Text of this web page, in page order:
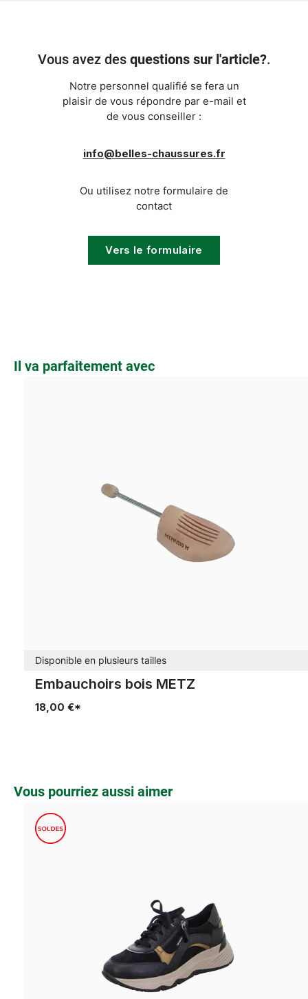
Vous avez des questions sur l'article?.
Notre personnel qualifié se fera un
plaisir de vous répondre par e-mail et
de vous conseiller :
info@belles-chaussures.fr
Ou utilisez notre formulaire de
contact
Vers le formulaire
Ignorer la galerie de produits
Il va parfaitement avec
Disponible en plusieurs tailles
Embauchoirs bois METZ
18,00 €*
Ignorer la galerie de produits
Vous pourriez aussi aimer